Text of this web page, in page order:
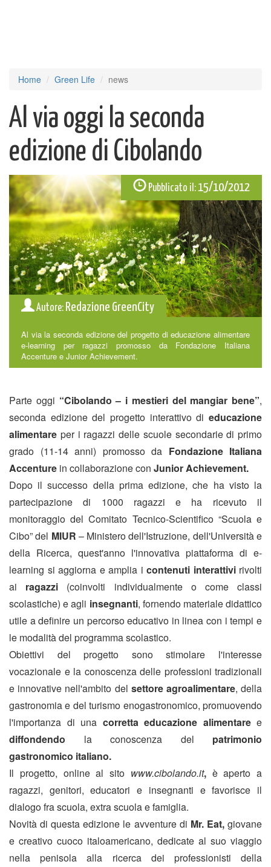
Home Green Life news
Al via oggi la seconda
edizione di Cibolando
Pubblicato il:15/10/2012
Autore: Redazione GreenCity
Al via la seconda edizione del progetto di educazione alimentare
e-learning per ragazzi promosso da Fondazione Italiana
Accenture e Junior Achievement.
Parte oggi “Cibolando – i mestieri del mangiar bene”,
seconda edizione del progetto interattivo di educazione
alimentare per i ragazzi delle scuole secondarie di primo
grado (11-14 anni) promosso da Fondazione Italiana
Accenture in collaborazione con Junior Achievement.
Dopo il successo della prima edizione, che ha visto la
partecipazione di 1000 ragazzi e ha ricevuto il
monitoraggio del Comitato Tecnico-Scientifico “Scuola e
Cibo” del MIUR – Ministero dell'Istruzione, dell'Università e
della Ricerca, quest'anno l'innovativa piattaforma di e-
learning si aggiorna e amplia i contenuti interattivi rivolti
ai ragazzi (coinvolti individualmente o come classi
scolastiche) e agli insegnanti, fornendo materiale didattico
utile a definire un percorso educativo in linea con i tempi e
le modalità del programma scolastico.
Obiettivi del progetto sono stimolare l'interesse
vocazionale e la conoscenza delle professioni tradizionali
e innovative nell'ambito del settore agroalimentare, della
gastronomia e del turismo enogastronomico, promuovendo
l'importanza di una corretta educazione alimentaree
diffondendo la conoscenza del patrimonio
gastronomico italiano.
Il progetto, online al sito www.cibolando.it, è aperto a
ragazzi, genitori, educatori e insegnanti e favorisce il
dialogo fra scuola, extra scuola e famiglia.
Novità di questa edizione le avventure di Mr. Eat,giovane
e creativo cuoco italoamericano, dedicate al suo viaggio
nella penisola alla ricerca dei professionisti della